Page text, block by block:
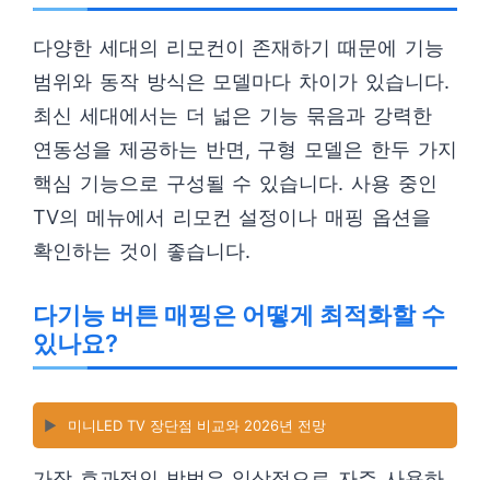
다양한 세대의 리모컨이 존재하기 때문에 기능
범위와 동작 방식은 모델마다 차이가 있습니다.
최신 세대에서는 더 넓은 기능 묶음과 강력한
연동성을 제공하는 반면, 구형 모델은 한두 가지
핵심 기능으로 구성될 수 있습니다. 사용 중인
TV의 메뉴에서 리모컨 설정이나 매핑 옵션을
확인하는 것이 좋습니다.
다기능 버튼 매핑은 어떻게 최적화할 수
있나요?
▶️ 미니LED TV 장단점 비교와 2026년 전망